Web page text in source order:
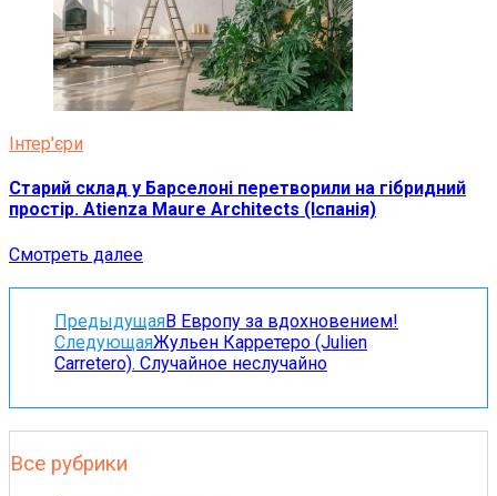
Інтер'єри
Старий склад у Барселоні перетворили на гібридний
простір. Atienza Maure Architects (Іспанія)
Смотреть далее
ПредыдущаяВ Европу за вдохновением!
СледующаяЖульен Карретеро (Julien
Сarretero). Случайное неслучайно
Все рубрики